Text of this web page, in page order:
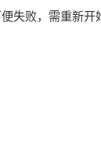
失败，需重新开